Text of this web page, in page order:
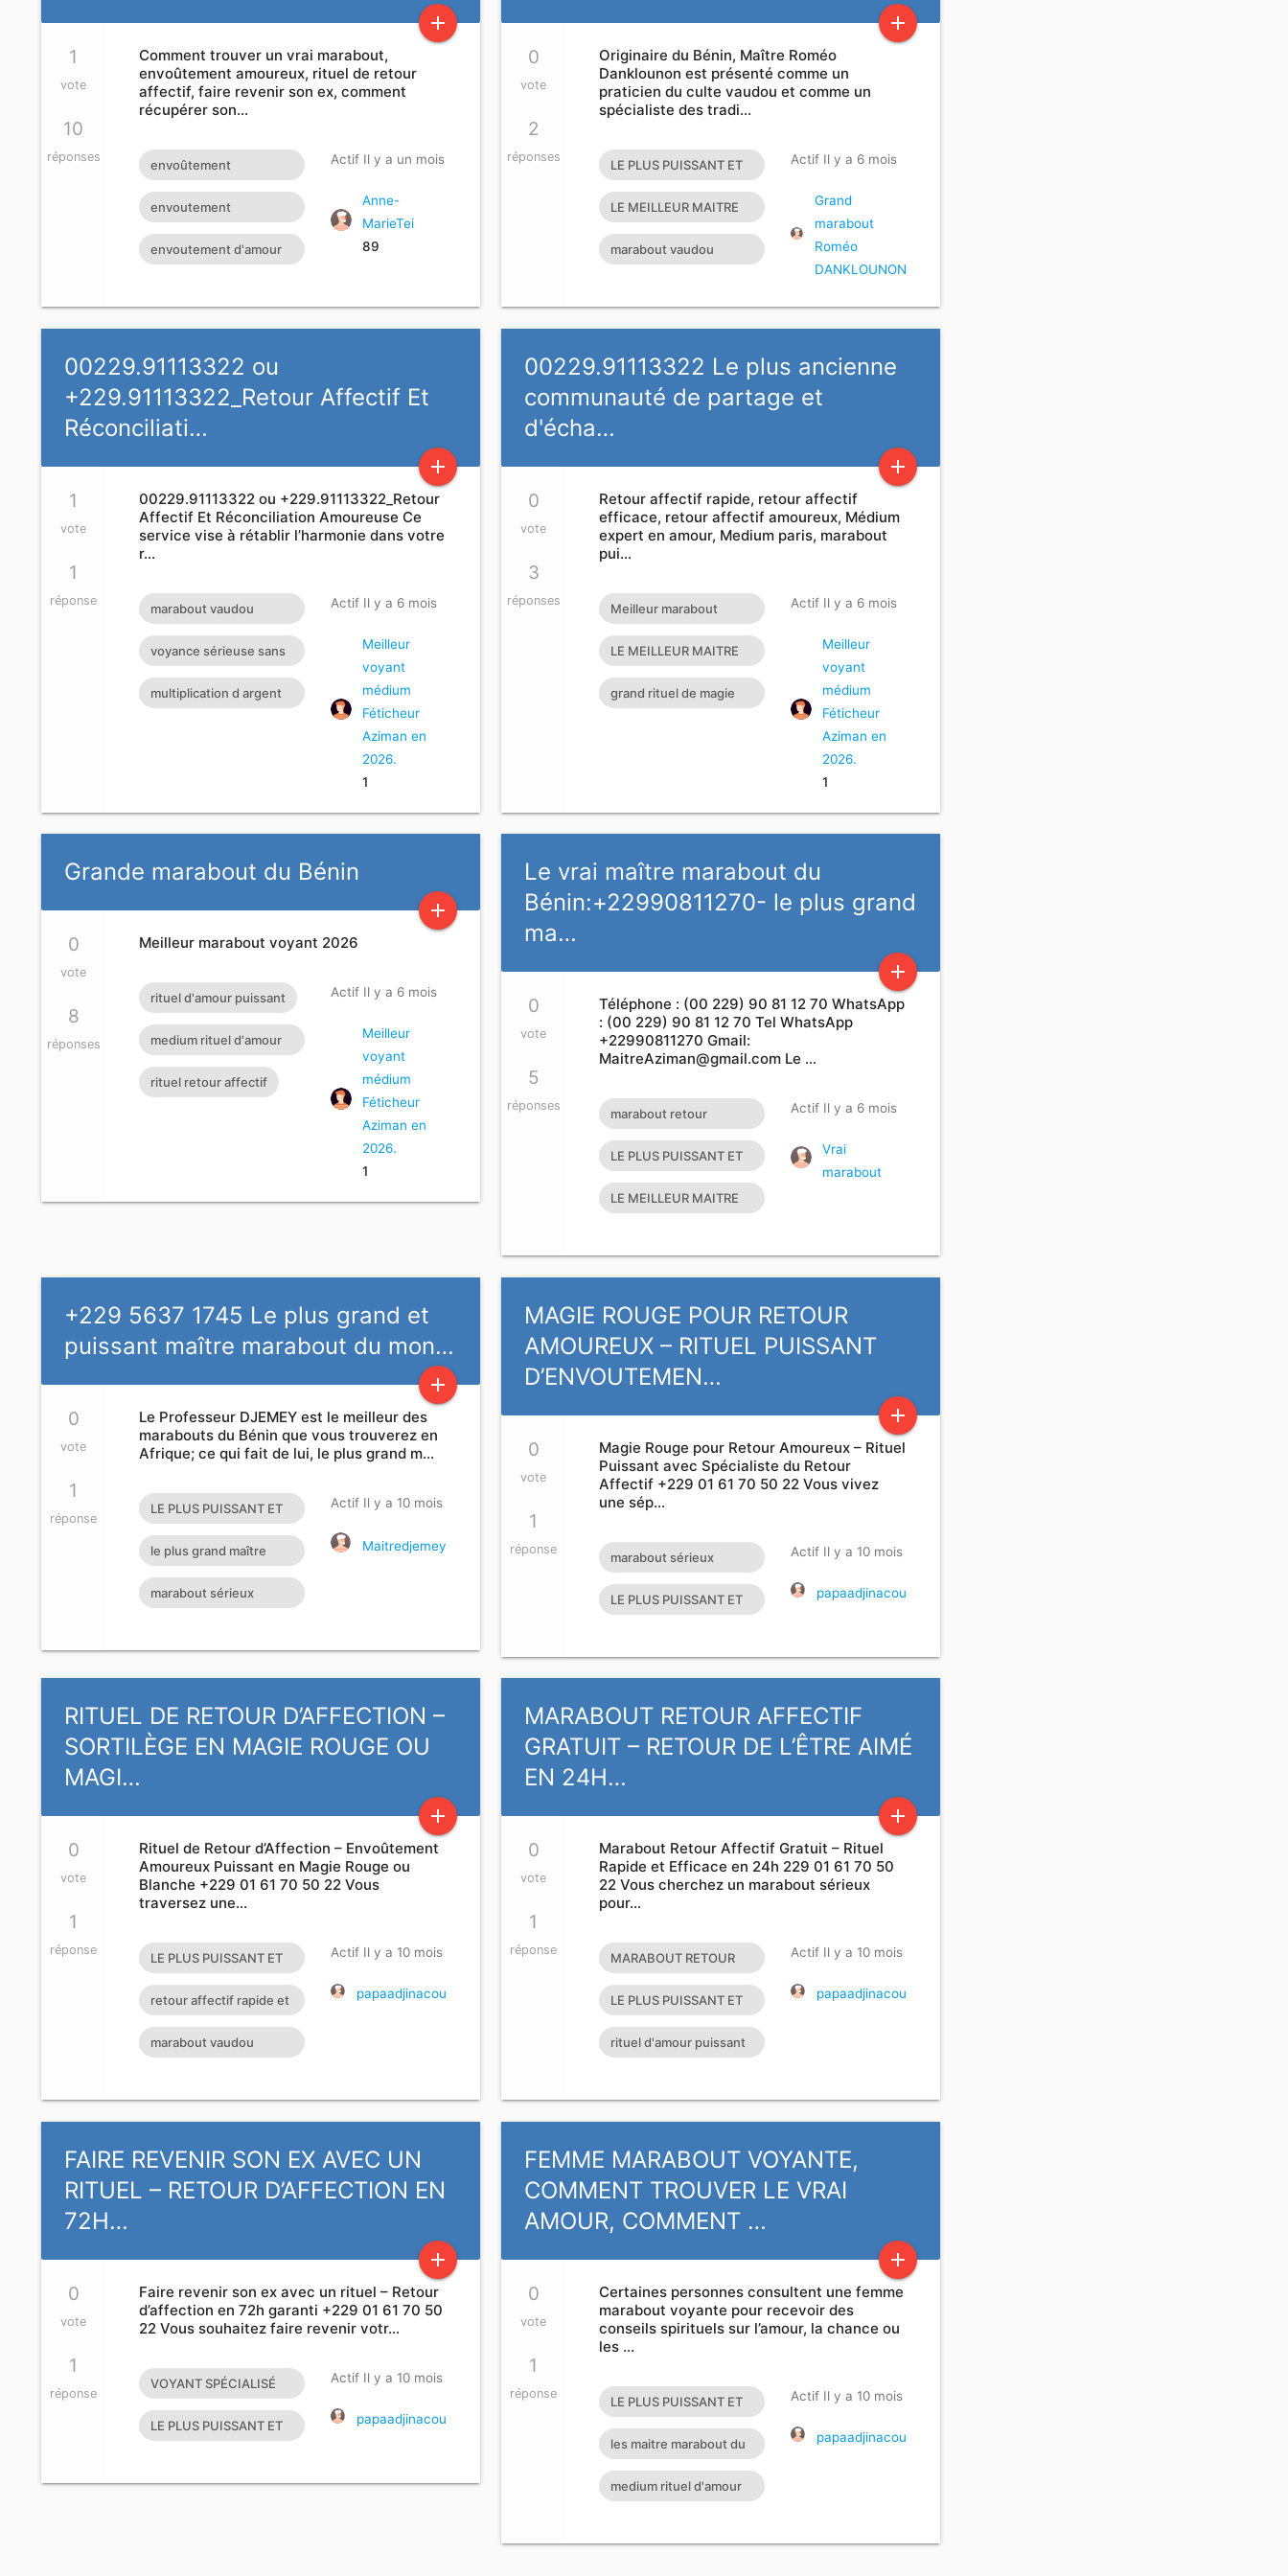
add
1
vote
10
réponses
Comment trouver un vrai marabout,
envoûtement amoureux, rituel de retour
affectif, faire revenir son ex, comment
récupérer son…
envoûtement
amoureux
envoutement
amoureux rapide
envoutement d'amour
Actif Il y a un mois
Anne-
MarieTei
89
add
0
vote
2
réponses
Originaire du Bénin, Maître Roméo
Danklounon est présenté comme un
praticien du culte vaudou et comme un
spécialiste des tradi…
LE PLUS PUISSANT ET
GRAND MAITRE
MARABOUT DU
MONDE
LE MEILLEUR MAITRE
MARABOUT DU
MONDE LE PLUS
marabout vaudou
affectif sérieux retour d
Actif Il y a 6 mois
Grand
marabout
Roméo
DANKLOUNON
00229.91113322 ou
+229.91113322_Retour Affectif Et
Réconciliati…
add
1
vote
1
réponse
00229.91113322 ou +229.91113322_Retour
Affectif Et Réconciliation Amoureuse Ce
service vise à rétablir l’harmonie dans votre
r…
marabout vaudou
retour affectif retour
affectif sérieux retour d
voyance sérieuse sans
support magie blanche
d'amour
multiplication d argent
Actif Il y a 6 mois
Meilleur
voyant
médium
Féticheur
Aziman en
2026.
1
00229.91113322 Le plus ancienne
communauté de partage et
d'écha…
add
0
vote
3
réponses
Retour affectif rapide, retour affectif
efficace, retour affectif amoureux, Médium
expert en amour, Medium paris, marabout
pui…
Meilleur marabout
africain à Paris
LE MEILLEUR MAITRE
MARABOUT DU
MONDE LE PLUS
grand rituel de magie
Actif Il y a 6 mois
Meilleur
voyant
médium
Féticheur
Aziman en
2026.
1
Grande marabout du Bénin
add
0
vote
8
réponses
Meilleur marabout voyant 2026
rituel d'amour puissant
medium rituel d'amour
rapide efficace
rituel retour affectif
Actif Il y a 6 mois
Meilleur
voyant
médium
Féticheur
Aziman en
2026.
1
Le vrai maître marabout du
Bénin:+22990811270- le plus grand
ma…
add
0
vote
5
réponses
Téléphone : (00 229) 90 81 12 70 WhatsApp
: (00 229) 90 81 12 70 Tel WhatsApp
+22990811270 Gmail:
MaitreAziman@gmail.com Le …
marabout retour
affectif marabout
africain suisse
LE PLUS PUISSANT ET
GRAND MAITRE
MARABOUT DU
LE MEILLEUR MAITRE
MONDE LE PLUS
Actif Il y a 6 mois
Vrai
marabout
+229 5637 1745 Le plus grand et
puissant maître marabout du mon…
add
0
vote
1
réponse
Le Professeur DJEMEY est le meilleur des
marabouts du Bénin que vous trouverez en
Afrique; ce qui fait de lui, le plus grand m…
LE PLUS PUISSANT ET
GRAND MAITRE
MARABOUT DU
MONDE
le plus grand maître
marabout
marabout sérieux
marabout du bénin
Actif Il y a 10 mois
Maitredjemey
MAGIE ROUGE POUR RETOUR
AMOUREUX – RITUEL PUISSANT
D’ENVOUTEMEN…
add
0
vote
1
réponse
Magie Rouge pour Retour Amoureux – Rituel
Puissant avec Spécialiste du Retour
Affectif +229 01 61 70 50 22 Vous vivez
une sép…
marabout sérieux
Bruxelles je cherche un
puissant marabout
LE PLUS PUISSANT ET
MARABOUT DU
Actif Il y a 10 mois
papaadjinacou
RITUEL DE RETOUR D’AFFECTION –
SORTILÈGE EN MAGIE ROUGE OU
MAGI…
add
0
vote
1
réponse
Rituel de Retour d’Affection – Envoûtement
Amoureux Puissant en Magie Rouge ou
Blanche +229 01 61 70 50 22 Vous
traversez une…
LE PLUS PUISSANT ET
GRAND MAITRE
MARABOUT DU
MONDE
retour affectif rapide et
efficace
marabout vaudou
affectif sérieux retour d
Actif Il y a 10 mois
papaadjinacou
MARABOUT RETOUR AFFECTIF
GRATUIT – RETOUR DE L’ÊTRE AIMÉ
EN 24H…
add
0
vote
1
réponse
Marabout Retour Affectif Gratuit – Rituel
Rapide et Efficace en 24h 229 01 61 70 50
22 Vous cherchez un marabout sérieux
pour…
MARABOUT RETOUR
AFFECTIF GRATUIT
LE PLUS PUISSANT ET
GRAND MAITRE
MARABOUT DU
rituel d'amour puissant
Actif Il y a 10 mois
papaadjinacou
FAIRE REVENIR SON EX AVEC UN
RITUEL – RETOUR D’AFFECTION EN
72H…
add
0
vote
1
réponse
Faire revenir son ex avec un rituel – Retour
d’affection en 72h garanti +229 01 61 70 50
22 Vous souhaitez faire revenir votr…
VOYANT SPÉCIALISÉ
ET VAUDOU POUR
FAIRE REVENIR L’ÊTRE
LE PLUS PUISSANT ET
MARABOUT DU
Actif Il y a 10 mois
papaadjinacou
FEMME MARABOUT VOYANTE,
COMMENT TROUVER LE VRAI
AMOUR, COMMENT …
add
0
vote
1
réponse
Certaines personnes consultent une femme
marabout voyante pour recevoir des
conseils spirituels sur l’amour, la chance ou
les …
LE PLUS PUISSANT ET
GRAND MAITRE
MARABOUT DU
MONDE
les maitre marabout du
monde
medium rituel d'amour
Actif Il y a 10 mois
papaadjinacou